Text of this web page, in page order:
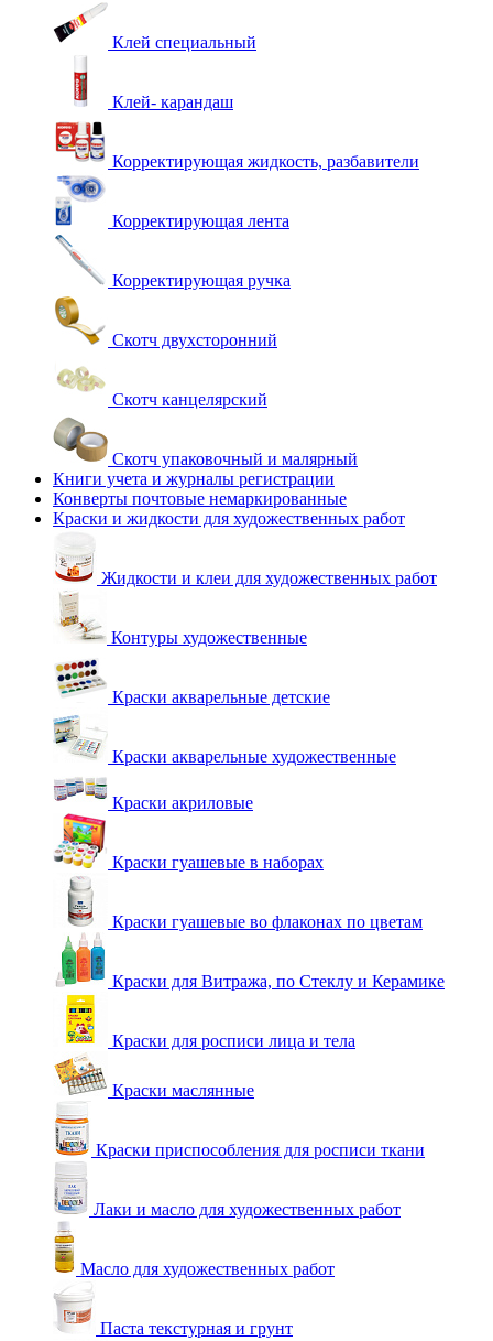
Клей специальный
Клей- карандаш
Корректирующая жидкость, разбавители
Корректирующая лента
Корректирующая ручка
Скотч двухсторонний
Скотч канцелярский
Скотч упаковочный и малярный
Книги учета и журналы регистрации
Конверты почтовые немаркированные
Краски и жидкости для художественных работ
Жидкости и клеи для художественных работ
Контуры художественные
Краски акварельные детские
Краски акварельные художественные
Краски акриловые
Краски гуашевые в наборах
Краски гуашевые во флаконах по цветам
Краски для Витража, по Стеклу и Керамике
Краски для росписи лица и тела
Краски маслянные
Краски приспособления для росписи ткани
Лаки и масло для художественных работ
Масло для художественных работ
Паста текстурная и грунт